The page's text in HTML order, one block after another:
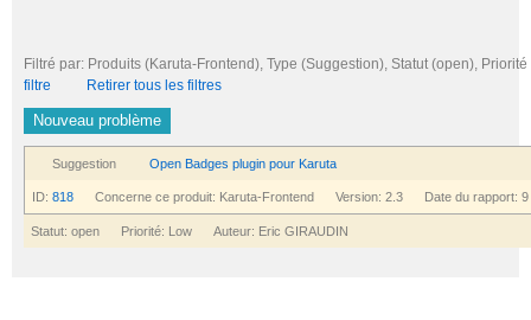
Filtré par: Produits (Karuta-Frontend), Type (Suggestion), Statut (open),
filtre
Retirer tous les filtres
Nouveau problème
Suggestion Open Badges plugin pour Karuta
ID: 818 Concerne ce produit: Karuta-Frontend Version: 2.3 Date du rapport: 9
Statut: open Priorité: Low Auteur: Eric GIRAUDIN